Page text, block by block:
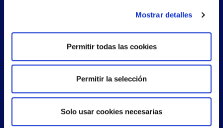
Mostrar detalles
Permitir todas las cookies
Permitir la selección
Solo usar cookies necesarias